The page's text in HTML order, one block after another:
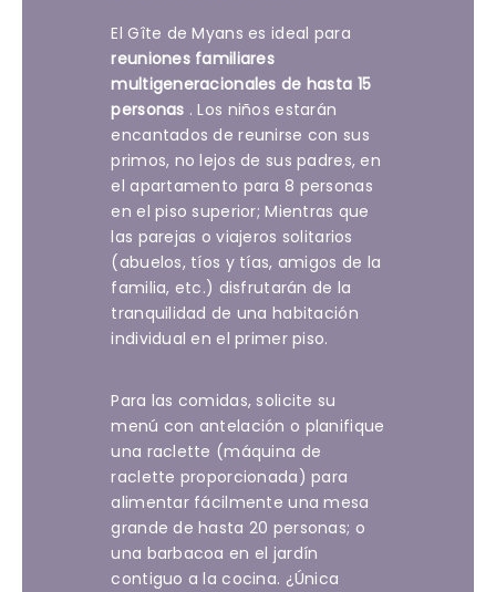
El Gîte de Myans es ideal para
reuniones familiares
multigeneracionales de hasta 15
personas . Los niños estarán
encantados de reunirse con sus
primos, no lejos de sus padres, en
el apartamento para 8 personas
en el piso superior; Mientras que
las parejas o viajeros solitarios
(abuelos, tíos y tías, amigos de la
familia, etc.) disfrutarán de la
tranquilidad de una habitación
individual en el primer piso.
Para las comidas, solicite su
menú con antelación o planifique
una raclette (máquina de
raclette proporcionada) para
alimentar fácilmente una mesa
grande de hasta 20 personas; o
una barbacoa en el jardín
contiguo a la cocina. ¿Única